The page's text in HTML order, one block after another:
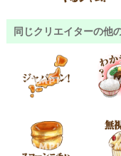
同じクリエイターの他